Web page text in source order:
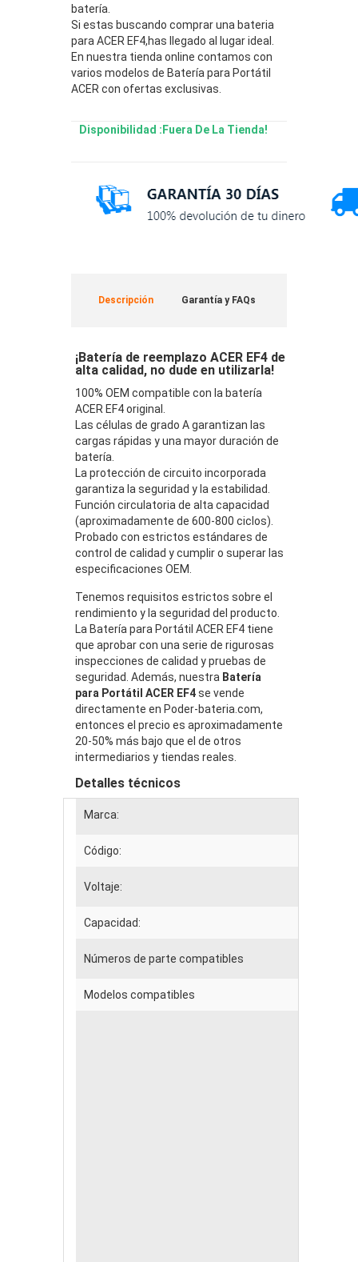
batería.
Si estas buscando comprar una bateria
para ACER EF4,has llegado al lugar ideal.
En nuestra tienda online contamos con
varios modelos de Batería para Portátil
ACER con ofertas exclusivas.
Disponibilidad :Fuera De La Tienda!
Descripción Garantía y FAQs
¡Batería de reemplazo ACER EF4 de
alta calidad, no dude en utilizarla!
100% OEM compatible con la batería
ACER EF4 original.
Las células de grado A garantizan las
cargas rápidas y una mayor duración de
batería.
La protección de circuito incorporada
garantiza la seguridad y la estabilidad.
Función circulatoria de alta capacidad
(aproximadamente de 600-800 ciclos).
Probado con estrictos estándares de
control de calidad y cumplir o superar las
especificaciones OEM.
Tenemos requisitos estrictos sobre el
rendimiento y la seguridad del producto.
La Batería para Portátil ACER EF4 tiene
que aprobar con una serie de rigurosas
inspecciones de calidad y pruebas de
seguridad. Además, nuestra Batería
para Portátil ACER EF4se vende
directamente en Poder-bateria.com,
entonces el precio es aproximadamente
20-50% más bajo que el de otros
intermediarios y tiendas reales.
Detalles técnicos
Marca:
Código:
Voltaje:
Capacidad:
Números de parte compatibles
Modelos compatibles